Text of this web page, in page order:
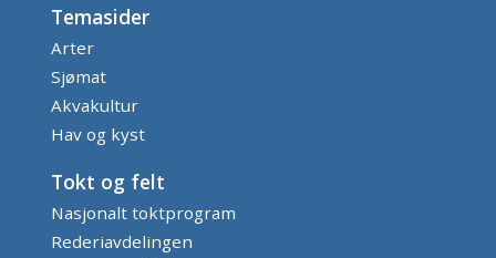
Temasider
Arter
Sjømat
Akvakultur
Hav og kyst
Tokt og felt
Nasjonalt toktprogram
Rederiavdelingen